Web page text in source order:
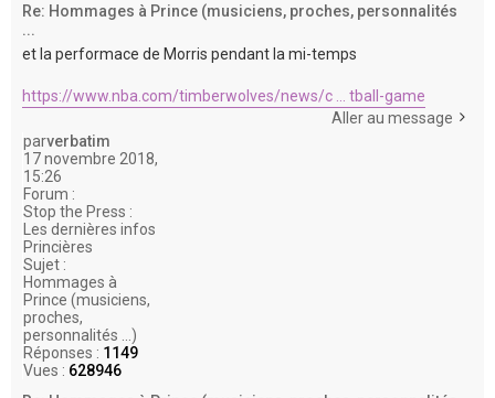
Re: Hommages à Prince (musiciens, proches, personnalités
...
et la performace de Morris pendant la mi-temps
https://www.nba.com/timberwolves/news/c ... tball-game
Aller au message
parverbatim
17 novembre 2018,
15:26
Forum :
Stop the Press :
Les dernières infos
Princières
Sujet :
Hommages à
Prince (musiciens,
proches,
personnalités ...)
Réponses : 1149
Vues : 628946